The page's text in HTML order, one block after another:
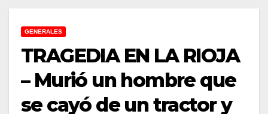
GENERALES
TRAGEDIA EN LA RIOJA
– Murió un hombre que
se cayó de un tractor y